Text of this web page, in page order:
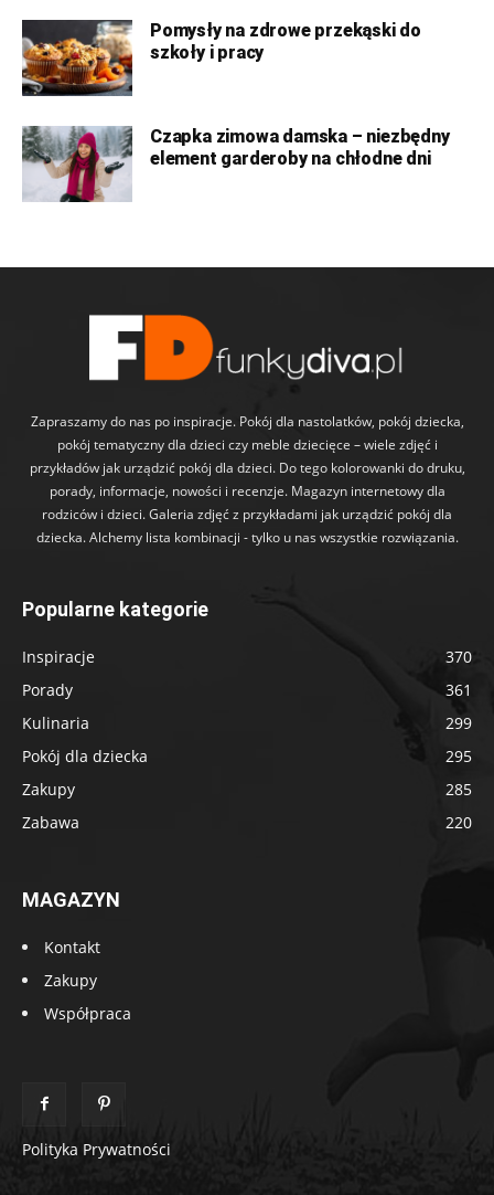
Pomysły na zdrowe przekąski do
szkoły i pracy
Czapka zimowa damska – niezbędny
element garderoby na chłodne dni
Zapraszamy do nas po inspiracje. Pokój dla nastolatków, pokój dziecka,
pokój tematyczny dla dzieci czy meble dziecięce – wiele zdjęć i
przykładów jak urządzić pokój dla dzieci. Do tego kolorowanki do druku,
porady, informacje, nowości i recenzje. Magazyn internetowy dla
rodziców i dzieci. Galeria zdjęć z przykładami jak urządzić pokój dla
dziecka. Alchemy lista kombinacji - tylko u nas wszystkie rozwiązania.
Popularne kategorie
Inspiracje
370
Porady
361
Kulinaria
299
Pokój dla dziecka
295
Zakupy
285
Zabawa
220
MAGAZYN
Kontakt
Zakupy
Współpraca
Polityka Prywatności